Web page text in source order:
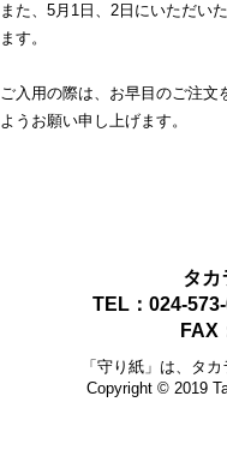
また、5月1日、2日にいただい
ます。
ご入用の際は、お早目のご注文
ようお願い申し上げます。
タカ
TEL：024-
FAX
「守り紙」は、タ
Copyright © 2019